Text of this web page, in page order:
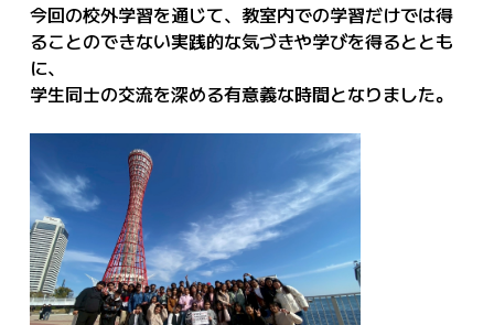
今回の校外学習を通じて、教室内での学習だけでは得
ることのできない実践的な気づきや学びを得るととも
に、
学生同士の交流を深める有意義な時間となりました。